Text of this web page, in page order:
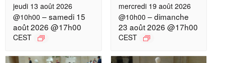
jeudi 13 août 2026
@10h00 –samedi 15
août 2026 @17h00
CEST
mercredi 19 août 2026
@10h00 –dimanche
23 août 2026 @17h00
CEST